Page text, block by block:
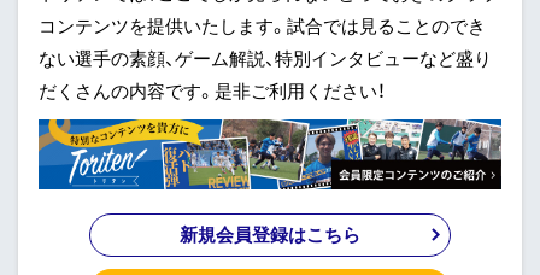
コンテンツを提供いたします。試合では見ることのでき
ない選手の素顔、ゲーム解説、特別インタビューなど盛り
だくさんの内容です。是非ご利用ください！
新規会員登録はこちら